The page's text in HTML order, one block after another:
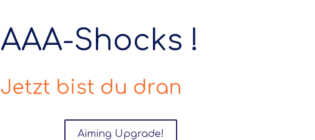
AAA-Shocks !
Jetzt bist du dran
Aiming Upgrade!